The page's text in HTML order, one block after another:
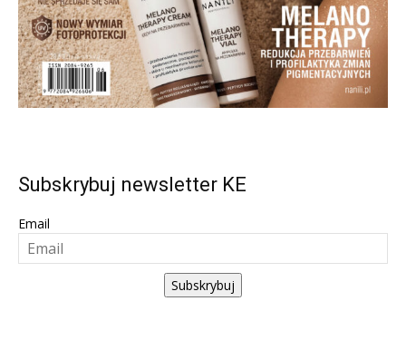
Subskrybuj newsletter KE
Email
Subskrybuj